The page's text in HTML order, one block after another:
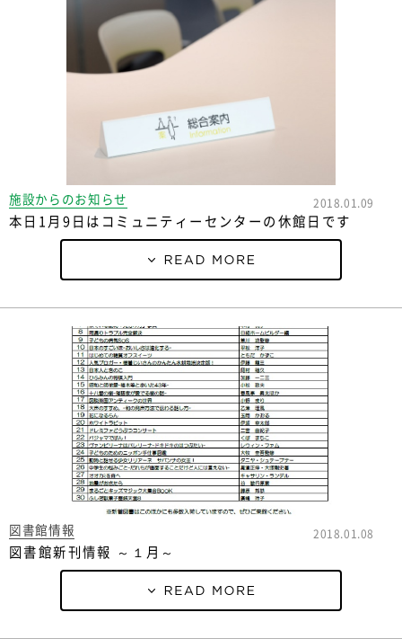
施設からのお知らせ 2018.01.09
本日1月9日はコミュニティーセンターの休館日です
図書館情報 2018.01.08
図書館新刊情報 ～１月～